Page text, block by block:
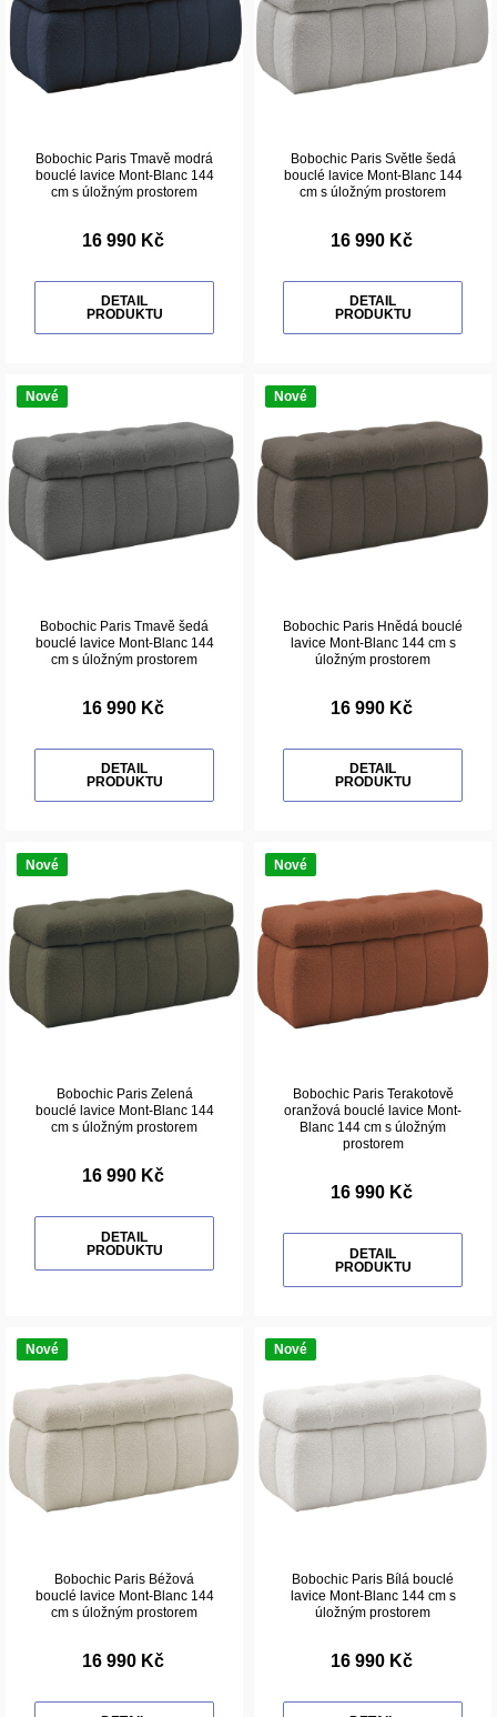
Bobochic Paris Tmavě modrá
bouclé lavice Mont-Blanc 144
cm s úložným prostorem
16 990 Kč
DETAIL
PRODUKTU
Bobochic Paris Světle šedá
bouclé lavice Mont-Blanc 144
cm s úložným prostorem
16 990 Kč
DETAIL
PRODUKTU
Nové
Bobochic Paris Tmavě šedá
bouclé lavice Mont-Blanc 144
cm s úložným prostorem
16 990 Kč
DETAIL
PRODUKTU
Nové
Bobochic Paris Hnědá bouclé
lavice Mont-Blanc 144 cm s
úložným prostorem
16 990 Kč
DETAIL
PRODUKTU
Nové
Bobochic Paris Zelená
bouclé lavice Mont-Blanc 144
cm s úložným prostorem
16 990 Kč
DETAIL
PRODUKTU
Nové
Bobochic Paris Terakotově
oranžová bouclé lavice Mont-
Blanc 144 cm s úložným
prostorem
16 990 Kč
DETAIL
PRODUKTU
Nové
Bobochic Paris Béžová
bouclé lavice Mont-Blanc 144
cm s úložným prostorem
16 990 Kč
Nové
Bobochic Paris Bílá bouclé
lavice Mont-Blanc 144 cm s
úložným prostorem
16 990 Kč